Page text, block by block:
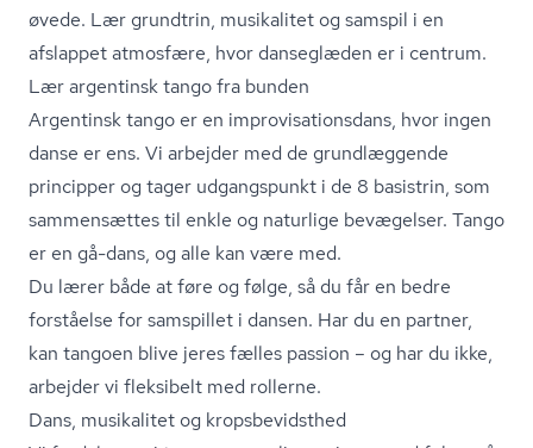
øvede. Lær grundtrin, musikalitet og samspil i en
afslappet atmosfære, hvor danseglæden er i centrum.
Lær argentinsk tango fra bunden
Argentinsk tango er en im­pro­vi­sa­tions­dans, hvor ingen
danse er ens. Vi arbejder med de grundlæggende
principper og tager udgangspunkt i de 8 basistrin, som
sammensættes til enkle og naturlige bevægelser. Tango
er en gå-dans, og alle kan være med.
Du lærer både at føre og følge, så du får en bedre
forståelse for samspillet i dansen. Har du en partner,
kan tangoen blive jeres fælles passion – og har du ikke,
arbejder vi fleksibelt med rollerne.
Dans, musikalitet og kro­ps­be­vidst­hed